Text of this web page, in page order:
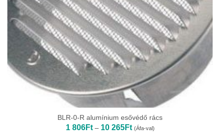
BLR-0-R alumínium esővédő rács
1 806Ft – 10 265FtÁrtartomány:
1
(Áfa-val)